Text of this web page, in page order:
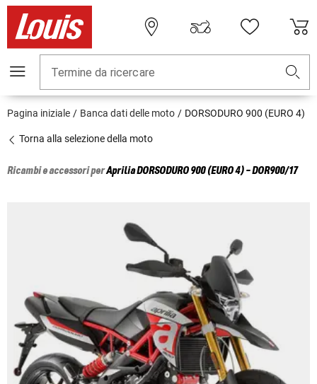
Termine da ricercare
Pagina iniziale Banca dati delle moto DORSODURO 900 (EURO 4)
Torna alla selezione della moto
Ricambi e accessori perApriliaDORSODURO 900 (EURO 4) - DOR900/17